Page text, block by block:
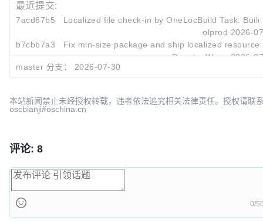
最近提交:
7acd67b5
Localized file check-in by OneLocBuild Task:
olprod 2026-
b7cbb7a3
Fix min-size package and ship localized
Dongbo Wang 2026-
f3648da9
Fix the W3C URIs in
master 分支： 2026-07-30
本站新闻禁止未经授权转载，违者依法追究相关法律责任。授权请联
oscbianji#oschina.cn
评论: 8
0/